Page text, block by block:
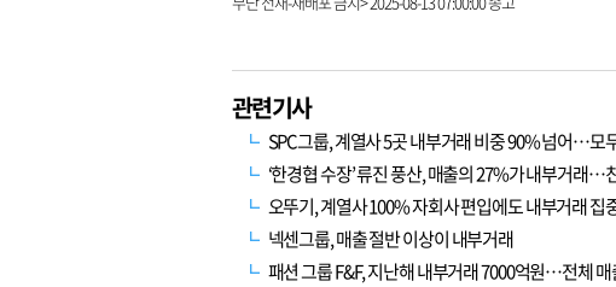
관련기사
SPC그룹, 계열사 5곳 내부거래 비중 90% 넘어…모
‘한경협 수장’ 류진 풍산, 매출의 27%가 내부거래
오뚜기, 계열사 100% 자회사 편입에도 내부거래
넥센그룹, 매출 절반 이상이 내부거래
패션 그룹 F&F, 지난해 내부거래 7000억원…전체